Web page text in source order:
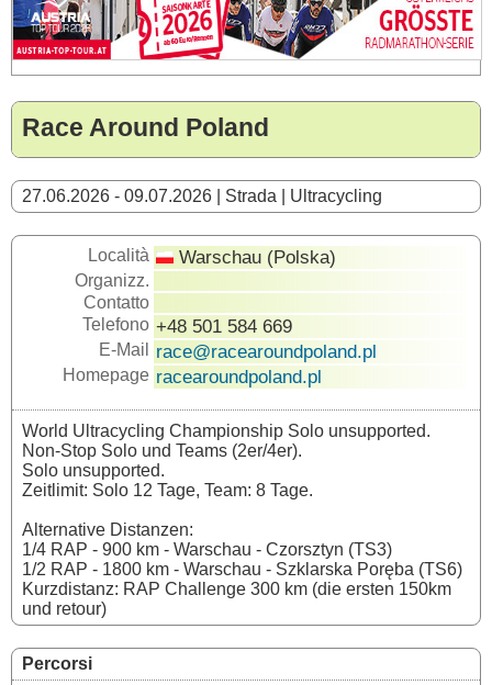
Race Around Poland
27.06.2026 - 09.07.2026 | Strada | Ultracycling
Località Warschau (Polska)
Organizz.
Contatto
Telefono +48 501 584 669
E-Mail race@racearoundpoland.pl
Homepage racearoundpoland.pl
World Ultracycling Championship Solo unsupported.
Non-Stop Solo und Teams (2er/4er).
Solo unsupported.
Zeitlimit: Solo 12 Tage, Team: 8 Tage.
Alternative Distanzen:
1/4 RAP - 900 km - Warschau - Czorsztyn (TS3)
1/2 RAP - 1800 km - Warschau - Szklarska Poręba (TS6)
Kurzdistanz: RAP Challenge 300 km (die ersten 150km
und retour)
Percorsi